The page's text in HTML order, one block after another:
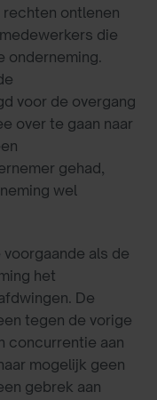
ontlenen
die
onderneming.
voor de overgang
over te gaan naar
gehad,
wel
als de
het
De
tegen de vorige
concurrentie aan
mogelijk geen
gebrek aan